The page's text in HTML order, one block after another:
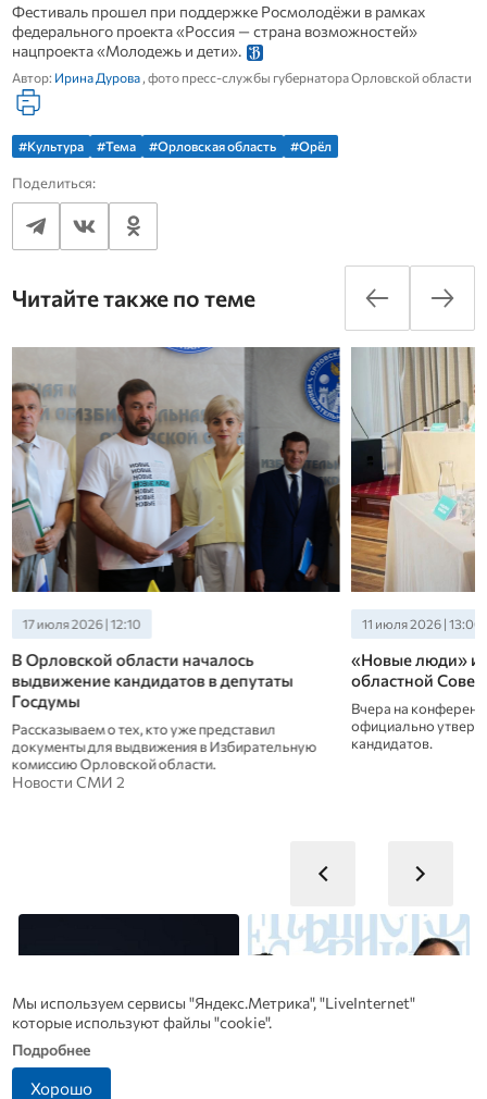
Фестиваль прошел при поддержке Росмолодёжи в рамках
федерального проекта «Россия — страна возможностей»
нацпроекта «Молодежь и дети».
Автор: Ирина Дурова, фото пресс-службы губернатора Орловской области
#Культура #Тема #Орловская область #Орёл
Поделиться:
Читайте также по теме
17 июля 2026 | 12:10
В Орловской области началось
выдвижение кандидатов в депутаты
Госдумы
Рассказываем о тех, кто уже представил
документы для выдвижения в Избирательную
комиссию Орловской области.
11 июля 2026 | 13:00
«Новые люди»
областной
Вчера на
официально
кандидатов.
Новости СМИ 2
Мы используем сервисы "Яндекс.Метрика", "LiveInternet"
которые используют файлы "cookie".
Подробнее
Хорошо